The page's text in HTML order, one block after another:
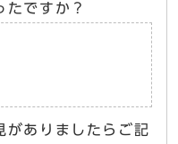
たですか？
がありましたらご記